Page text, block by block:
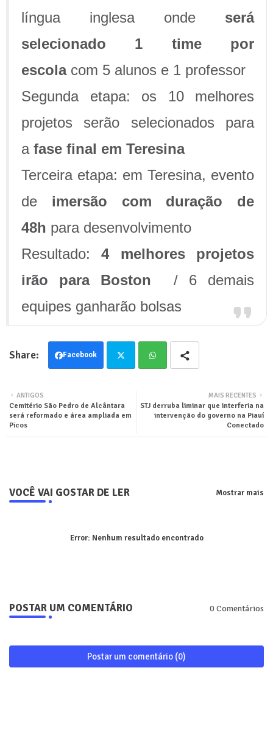
língua inglesa onde será
selecionado 1 time por
escolacom 5 alunos e 1 professor
Segunda etapa: os 10 melhores
projetos serão selecionados para
a fase final em Teresina
Terceira etapa: em Teresina, evento
de imersão com duração de
48h para desenvolvimento
Resultado:4 melhores projetos
irão para Boston
/ 6 demais
equipes ganharão bolsas
Facebook
ter tsa
MAIS RECENTES
STJ derruba liminar que interferia na
intervenção do governo na Piauí
Conectado
ANTIGOS
Cemitério São Pedro de Alcântara
será reformado e área ampliada em
Picos
VOCÊ VAI GOSTAR DE LER Mostrar mais
Error: Nenhum resultado encontrado
POSTAR UM COMENTÁRIO 0 Comentários
Postar um comentário (0)